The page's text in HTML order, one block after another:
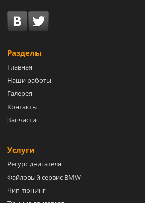
Разделы
Главная
Наши работы
Галерея
Контакты
Запчасти
Услуги
Ресурс двигателя
Файловый сервис BMW
Чип-тюнинг